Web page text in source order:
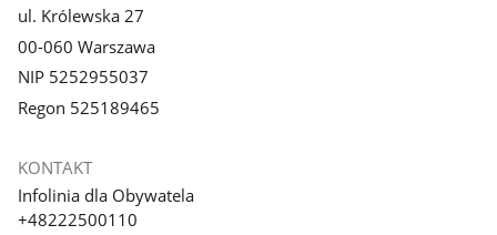
ul. Królewska 27
00-060 Warszawa
NIP 5252955037
Regon 525189465
KONTAKT
Infolinia dla Obywatela
+48222500110